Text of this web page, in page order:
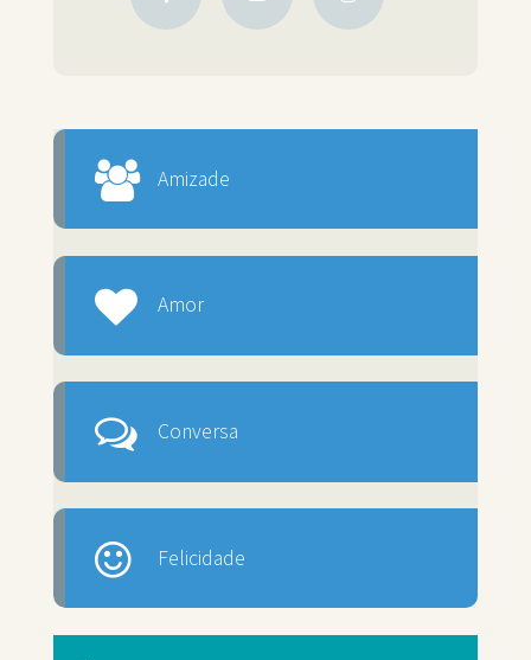
Amizade
Amor
Conversa
Felicidade